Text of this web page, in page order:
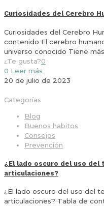
Curiosidades del Cerebro
Curiosidades del Cerebro
contenido El cerebro
universo conocido Tiene
¿Te gusta?0
0 Leer más
20 de julio de 2023
Categorías
Blog
Buenos habitos
Consejos
Prevención
¿El lado oscuro del uso
articulaciones?
¿El lado oscuro del uso del
articulaciones? Tabla de